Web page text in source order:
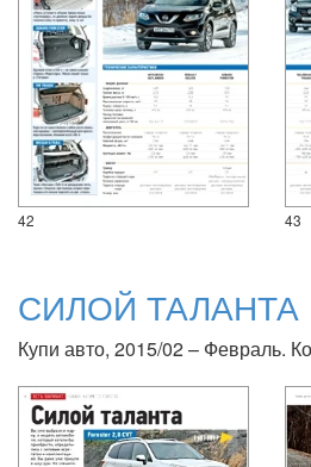
42 43
СИЛОЙ ТАЛАНТА
Купи авто, 2015/02 – Февраль.